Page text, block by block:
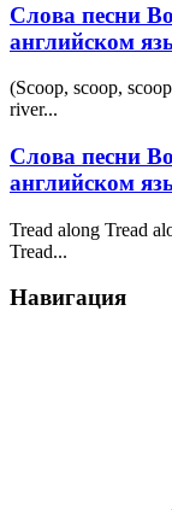
Слова песни
английском
(Scoop, scoop,
river...
Слова песни
английском
Tread along Tread
Tread...
Навигация